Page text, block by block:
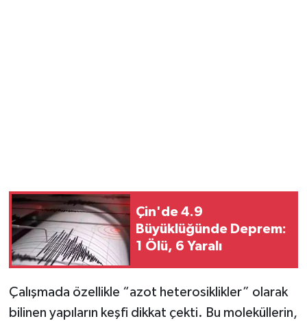
Çin'de 4.9
Büyüklüğünde Deprem:
1 Ölü, 6 Yaralı
Çalışmada özellikle “azot heterosiklikler” olarak
bilinen yapıların keşfi dikkat çekti. Bu moleküllerin,